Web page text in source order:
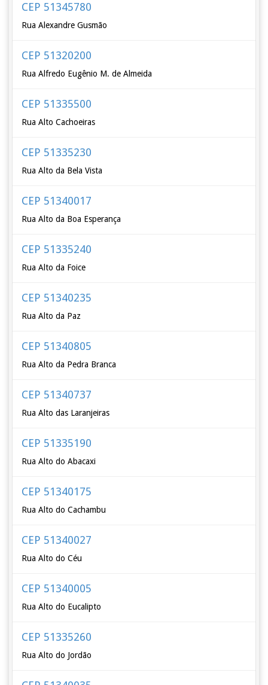
CEP 51345780
Rua Alexandre Gusmão
CEP 51320200
Rua Alfredo Eugênio M. de Almeida
CEP 51335500
Rua Alto Cachoeiras
CEP 51335230
Rua Alto da Bela Vista
CEP 51340017
Rua Alto da Boa Esperança
CEP 51335240
Rua Alto da Foice
CEP 51340235
Rua Alto da Paz
CEP 51340805
Rua Alto da Pedra Branca
CEP 51340737
Rua Alto das Laranjeiras
CEP 51335190
Rua Alto do Abacaxi
CEP 51340175
Rua Alto do Cachambu
CEP 51340027
Rua Alto do Céu
CEP 51340005
Rua Alto do Eucalipto
CEP 51335260
Rua Alto do Jordão